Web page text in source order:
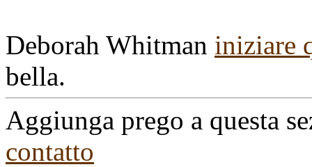
Deborah Whitman iniziare
bella.
Aggiunga prego a questa
contatto